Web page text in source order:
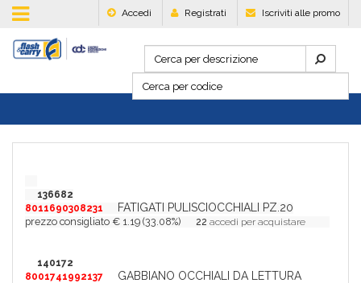
Accedi Registrati Iscriviti alle promo
136682
8011690308231
FATIGATI PULISCIOCCHIALI PZ.20
prezzo consigliato € 1.19 (33.08%) 22 accedi per acquistare
140172
8001741992137
GABBIANO OCCHIALI DA LETTURA